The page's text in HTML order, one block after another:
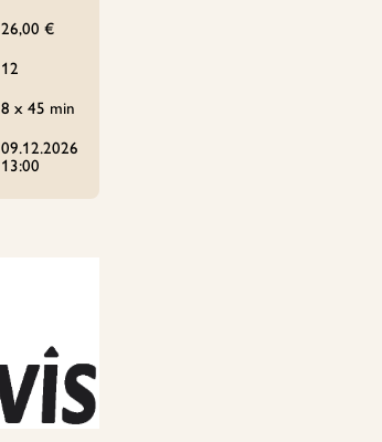
26,00 €
12
8 x 45 min
09.12.2026
13:00